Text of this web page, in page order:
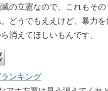
の立憲なので、これもその
どうでもええけど、暴力
消えてほしいもんです。
ンキング